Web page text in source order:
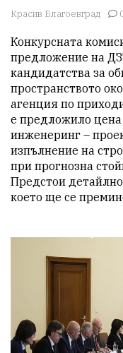
Красив Благоевград
Конкурсната
предложение на
кандидатства за
пространството
агенция по
е предложило цена
инженеринг –
изпълнение на
при прогнозна
Предстои
което ще се